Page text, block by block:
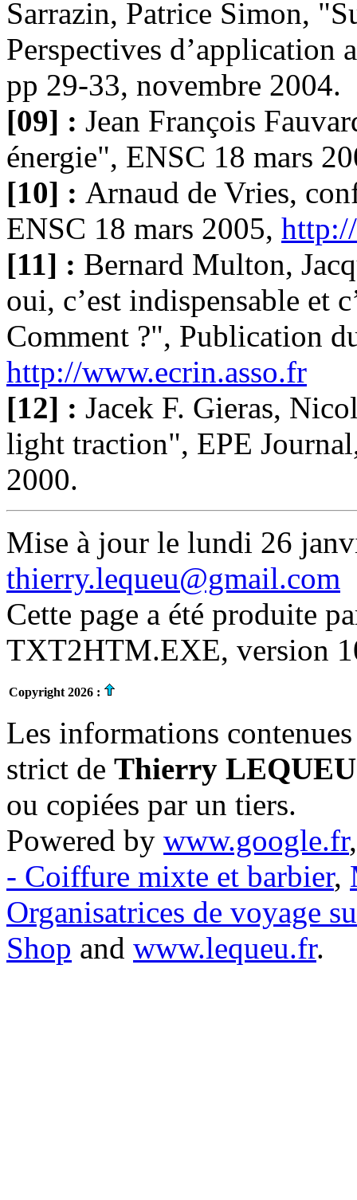
Sarrazin, Patrice Simon,
Perspectives d’application
pp 29-33, novembre 2004.
[09] : Jean François
énergie", ENSC 18 mars
[10] : Arnaud de Vries,
ENSC 18 mars 2005,
[11] : Bernard Multon,
oui, c’est indispensable et
Comment ?", Publication
http://www.ecrin.asso.fr
[12] : Jacek F. Gieras,
light traction", EPE
2000.
Mise à jour le lundi 26
thierry.lequeu@gmail.com
Cette page a été produite
TXT2HTM.EXE, version
Copyright 2026 :
Les informations
strict de Thierry LEQUEU
ou copiées par un tiers.
Powered by www.google.fr
- Coiffure mixte et barbier,
Organisatrices de voyage
Shop and www.lequeu.fr.